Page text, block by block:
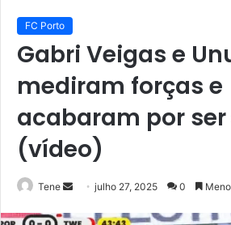
FC Porto
Gabri Veigas e
mediram forças e
acabaram por
(vídeo)
Tene
Mandejulho 27, 2025 0